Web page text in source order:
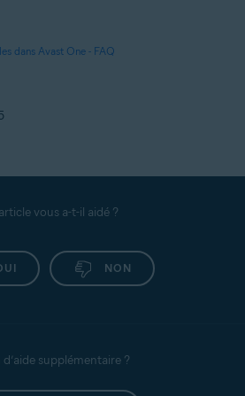
dans Avast One - FAQ
vous a-t-il aidé ?
NON
d’aide supplémentaire ?